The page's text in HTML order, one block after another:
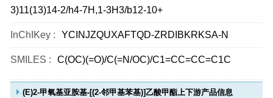
3)11(13)14-2/h4-7H,1-3H3/b12-10+
InChIKey : YCINJZQUXAFTQD-ZRDIBKRKSA-N
SMILES : C(OC)(=O)/C(=N/OC)/C1=CC=CC=C1C
(E)2-甲氧基亚胺基-[(2-邻甲基苯基)]乙酸甲酯上下游产品信息